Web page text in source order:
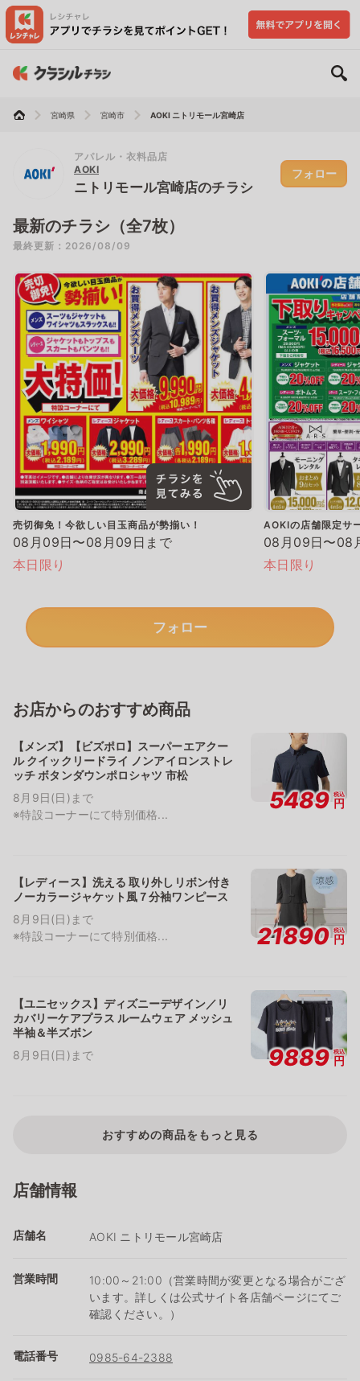
宮崎県 宮崎市 AOKI ニトリモール宮崎店
アパレル・衣料品店
AOKI
ニトリモール宮崎店のチラシ
フォロー
最新のチラシ（全7枚）
最終更新：2026/08/09
売切御免！今欲しい目玉商品が勢揃い！
08月09日〜08月09日まで
本日限り
AOKIの店舗限定サ
08月09日〜08
本日限り
フォロー
お店からのおすすめ商品
【メンズ】【ビズポロ】スーパーエアクー
ル クイックリードライ ノンアイロンストレ
ッチ ボタンダウンポロシャツ 市松
8月9日(日)まで
※特設コーナーにて特別価格...
5489 税込
円
【レディース】洗える 取り外しリボン付き
ノーカラージャケット風７分袖ワンピース
8月9日(日)まで
※特設コーナーにて特別価格...
21890 税込
円
【ユニセックス】ディズニーデザイン／リ
カバリーケアプラス ルームウェア メッシュ
半袖＆半ズボン
8月9日(日)まで
9889 税込
円
おすすめの商品をもっと見る
店舗情報
店舗名 AOKI ニトリモール宮崎店
営業時間
10:00～21:00（営業時間が変更となる場合がござ
います。詳しくは公式サイト各店舗ページにてご
確認ください。）
電話番号 0985-64-2388